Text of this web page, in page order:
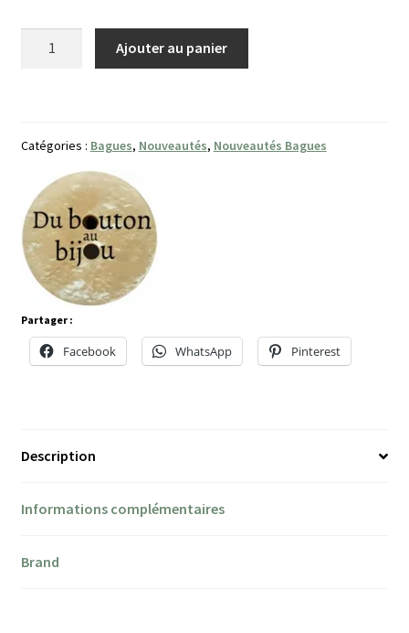
Ajouter au panier
Catégories : Bagues, Nouveautés, Nouveautés Bagues
Partager :
Facebook WhatsApp Pinterest
Description
Informations complémentaires
Brand